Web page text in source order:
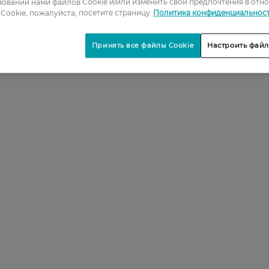
5
нами файлов Cookie и/или изменить свои предпочтения в
пожалуйста, посетите страницу Политика
Настроить
Принять все файлы Cookie